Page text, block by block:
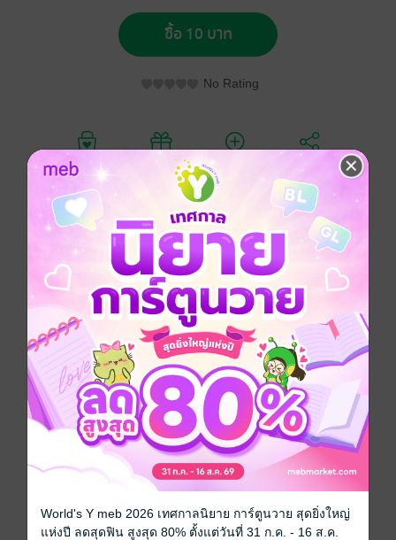
ซื้อ 10 บาท
No Rating
อยากได้ ซื้อเป็นของขวัญ
การ์ตูนญี่ปุ่น ดรามา สไลซ์ออฟไลฟ์ หมอ
K2 (รายตอน)
ประเภทไฟล์ pdf
วันที่วางขาย 30 กรกฎาคม 2568
ความยาว 22 หน้า
ราคาปก 10 บาท
เล่มอื่นๆ ในซีรีส์ ดูทั้งหมด
World's Y meb 2026 เทศกาลนิยาย การ์ตูนวาย สุดยิ่งใหญ่
แห่งปี ลดสุดฟิน สูงสุด 80% ตั้งแต่วันที่ 31 ก.ค. - 16 ส.ค.